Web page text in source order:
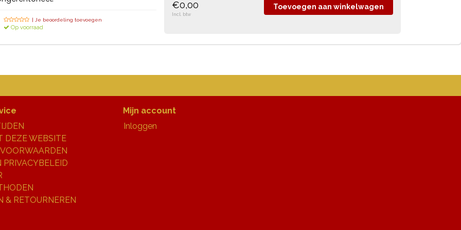
| Je beoordeling toevoegen
Op voorraad
€0,00
Incl. btw
DEZE WEBSITE
& RETOURNEREN
Mijn account
Inloggen